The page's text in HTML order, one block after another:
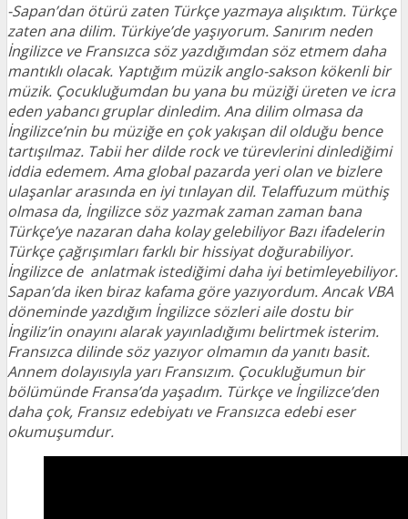
-Sapan’dan ötürü zaten Türkçe yazmaya alışıktım. Türkçe
zaten ana dilim. Türkiye’de yaşıyorum. Sanırım neden
İngilizce ve Fransızca söz yazdığımdan söz etmem daha
mantıklı olacak. Yaptığım müzik anglo-sakson kökenli bir
müzik. Çocukluğumdan bu yana bu müziği üreten ve icra
eden yabancı gruplar dinledim. Ana dilim olmasa da
İngilizce’nin bu müziğe en çok yakışan dil olduğu bence
tartışılmaz. Tabii her dilde rock ve türevlerini dinlediğimi
iddia edemem. Ama global pazarda yeri olan ve bizlere
ulaşanlar arasında en iyi tınlayan dil. Telaffuzum müthiş
olmasa da, İngilizce söz yazmak zaman zaman bana
Türkçe’ye nazaran daha kolay gelebiliyor Bazı ifadelerin
Türkçe çağrışımları farklı bir hissiyat doğurabiliyor.
İngilizce de anlatmak istediğimi daha iyi betimleyebiliyor.
Sapan’da iken biraz kafama göre yazıyordum. Ancak VBA
döneminde yazdığım İngilizce sözleri aile dostu bir
İngiliz’in onayını alarak yayınladığımı belirtmek isterim.
Fransızca dilinde söz yazıyor olmamın da yanıtı basit.
Annem dolayısıyla yarı Fransızım. Çocukluğumun bir
bölümünde Fransa’da yaşadım. Türkçe ve İngilizce’den
daha çok, Fransız edebiyatı ve Fransızca edebi eser
okumuşumdur.